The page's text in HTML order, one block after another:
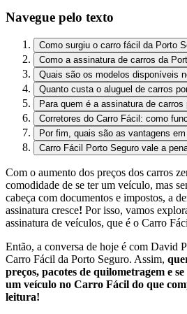
Navegue pelo texto
Como surgiu o carro fácil da Porto
Como a assinatura de carros da
Quais são os modelos disponíveis
Quanto custa o aluguel de carros
Para quem é a assinatura de carros
Corretores do Carro Fácil: como
Por fim, quais são as vantagens
Carro Fácil Porto Seguro vale a
Com o aumento dos preços dos carros
comodidade de se ter um veículo, mas
cabeça com documentos e impostos, a
assinatura cresce! Por isso, vamos
assinatura de veículos, que é o Carro
Então, a conversa de hoje é com David
Carro Fácil da Porto Seguro. Assim, q
preços, pacotes de quilometragem e
um veículo no Carro Fácil do que
leitura!